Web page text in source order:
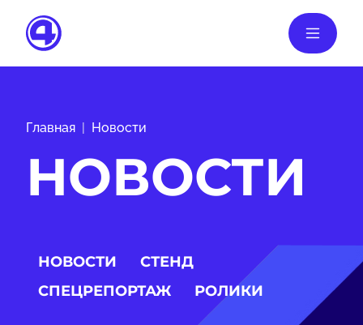
Главная Новости
НОВОСТИ
НОВОСТИ
СТЕНД
СПЕЦРЕПОРТАЖ
РОЛИКИ